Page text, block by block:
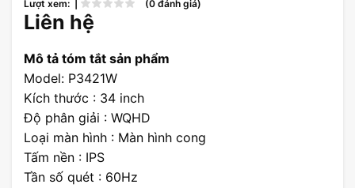
Lượt xem: | (0 đánh giá)
Liên hệ
Mô tả tóm tắt sản phẩm
Model: P3421W
Kích thước : 34 inch
Độ phân giải : WQHD
Loại màn hình : Màn hình cong
Tấm nền : IPS
Tần số quét : 60Hz